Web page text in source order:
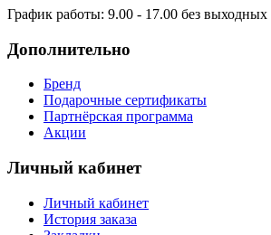
График работы: 9.00 - 17.00 без выходных
Дополнительно
Бренд
Подарочные сертификаты
Партнёрская программа
Акции
Личный кабинет
Личный кабинет
История заказа